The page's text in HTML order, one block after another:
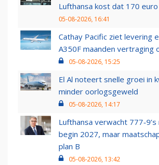
Lufthansa kost dat 170
05-08-2026, 16:41
Cathay Pacific ziet levering
A350F maanden vertraging
05-08-2026, 15:25
El Al noteert snelle groei in
minder oorlogsgeweld
05-08-2026, 14:17
Lufthansa verwacht 777-
begin 2027, maar
plan B
05-08-2026, 13:42